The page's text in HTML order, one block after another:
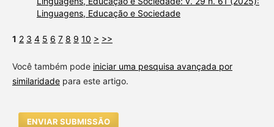
Linguagens, Educação e Sociedade
1 2 3 4 5 6 7 8 9 10 > >>
Você também pode iniciar uma pesquisa avançada por
similaridadepara este artigo.
ENVIAR SUBMISSÃO